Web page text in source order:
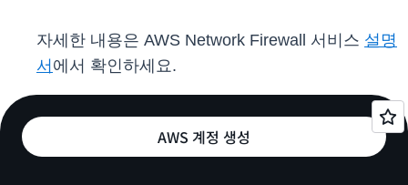
자세한 내용은 AWS Network Firewall 서비스 설명
서 에서 확인하세요.
AWS 계정 생성